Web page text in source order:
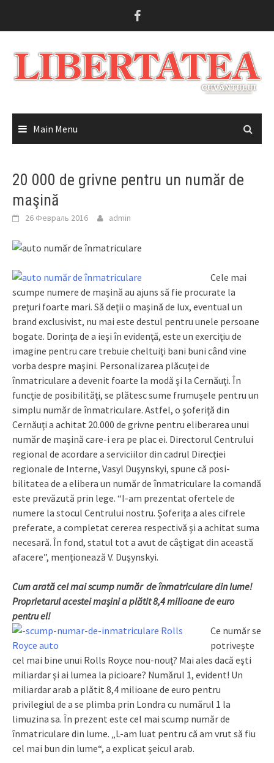
Main Menu
20 000 de grivne pentru un număr de
maşină
26 Февраль 2016 admin
Cele mai
scumpe numere de maşină au ajuns să fie procurate la
preţuri foarte mari. Să deţii o maşină de lux, eventual un
brand exclusivist, nu mai este destul pentru unele persoane
bogate. Dorinţa de a ieşi în evidenţă, este un exerciţiu de
imagine pentru care trebuie cheltuiţi bani buni când vine
vorba despre maşini. Personalizarea plăcuţei de
înmatriculare a devenit foarte la modă şi la Cernăuţi. În
funcţie de posibilităţi, se plătesc sume fru­muşele pentru un
simplu număr de în­matriculare. Astfel, o şoferiţă din
Cernăuţi a achitat 20.000 de griv­ne pentru eli­be­rarea unui
număr de maşină care-i era pe plac ei. Directorul Centrului
regional de acordare a serviciilor din cadrul Direcţiei
regionale de Interne, Vasyl Du­şy­nskyi, spune că posi­
bilitatea de a elibera un număr de înmatriculare la comandă
este prevăzută prin lege. “I-am prezentat ofertele de
numere la stocul Centrului nostru. Şoferiţa a ales cifrele
preferate, a completat cererea respectivă şi a achitat suma
necesară. În fond, statul tot a avut de câştigat din această
afacere”, menţionează V. Duşynskyi.
Cum arată cel mai scump număr de înmatriculare din lume!
Proprietarul acestei maşini a plătit 8,4 milioane de euro
pentru el!
Ce număr se
potriveşte
cel mai bine unui Rolls Royce nou-nouţ? Mai ales dacă eşti
miliardar şi ai lumea la picioare? Numărul 1, evident! Un
miliardar arab a plătit 8,4 milioane de euro pentru
privilegiul de a se plimba prin Londra cu numărul 1 la
limuzina sa. În prezent este cel mai scump număr de
înmatriculare din lume. „L-am luat pentru că am vrut să fiu
cel mai bun din lume“, a explicat şeicul arab.